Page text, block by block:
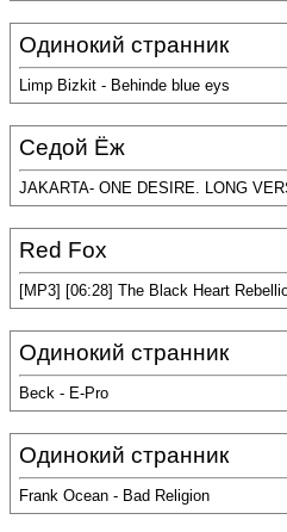
Одинокий странник
Limp Bizkit - Behinde blue eys
Седой Ёж
JAKARTA- ONE DESIRE. LONG
Red Fox
[MP3] [06:28] The Black Heart
Одинокий странник
Beck - E-Pro
Одинокий странник
Frank Ocean - Bad Religion